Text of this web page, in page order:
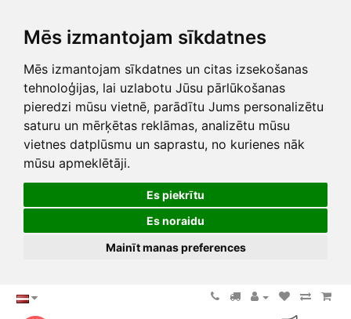
Mēs izmantojam sīkdatnes
Mēs izmantojam sīkdatnes un citas izsekošanas
tehnoloģijas, lai uzlabotu Jūsu pārlūkošanas
pieredzi mūsu vietnē, parādītu Jums personalizētu
saturu un mērķētas reklāmas, analizētu mūsu
vietnes datplūsmu un saprastu, no kurienes nāk
mūsu apmeklētāji.
Es piekrītu
Es noraidu
Mainīt manas preferences